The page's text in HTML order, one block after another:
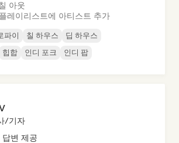
아웃
레이리스트에 아티스트 추가
파이 칠 하우스
딥 하우스
힙합 인디 포크 인디 팝
/기자
답변 제공